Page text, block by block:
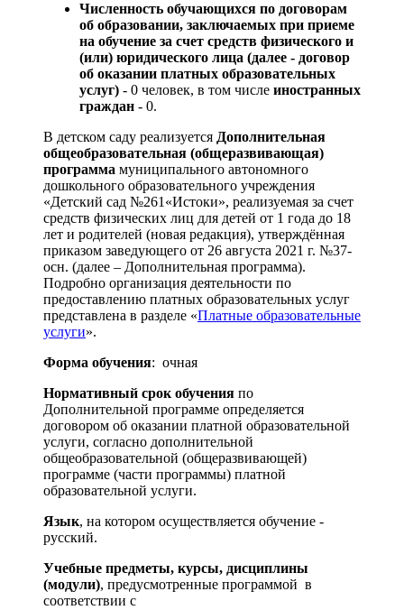
Численность обучающихся по договорам
об образовании, заключаемых при приеме
на обучение за счет средств физического и
(или) юридического лица (далее - договор
об оказании платных образовательных
услуг) - 0 человек, в том числе иностранных
граждан - 0.
В детском саду реализуется Дополнительная
общеобразовательная (общеразвивающая)
программа муниципального автономного
дошкольного образовательного учреждения
«Детский сад №261«Истоки», реализуемая за счет
средств физических лиц для детей от 1 года до 18
лет и родителей (новая редакция), утверждённая
приказом заведующего от 26 августа 2021 г. №37-
осн. (далее – Дополнительная программа).
Подробно организация деятельности по
предоставлению платных образовательных услуг
представлена в разделе «Платные образовательные
услуги».
Форма обучения: очная
Нормативный срок обучения по
Дополнительной программе определяется
договором об оказании платной образовательной
услуги, согласно дополнительной
общеобразовательной (общеразвивающей)
программе (части программы) платной
образовательной услуги.
Язык, на котором осуществляется обучение -
русский.
Учебные предметы, курсы, дисциплины
(модули), предусмотренные программой в
соответствии с